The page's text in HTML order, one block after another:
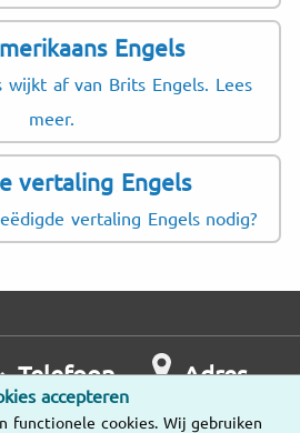
Engels
wijkt af van Brits Engels. Lees
meer.
vertaling Engels
vertaling Engels nodig?
accepteren
functionele cookies. Wij gebruiken
Telefoon
– Vr
Adres